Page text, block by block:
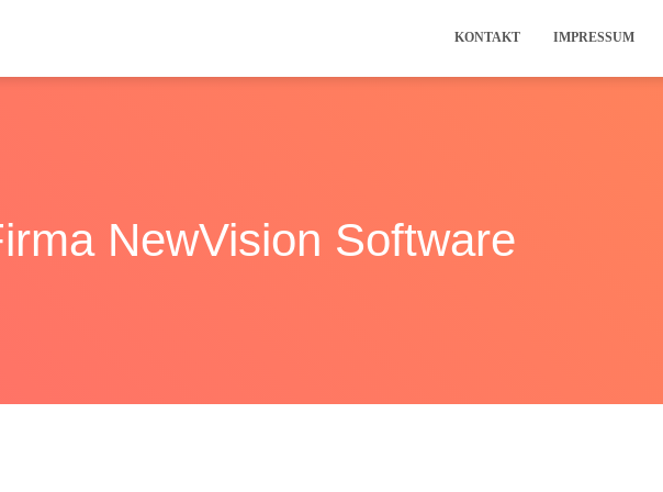
KONTAKT IMPRESSUM
NewVision Software